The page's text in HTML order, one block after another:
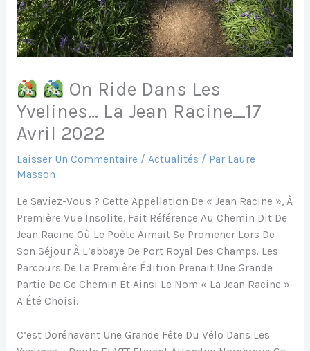
On Ride Dans Les
Yvelines… La Jean Racine_17
Avril 2022
Laisser Un Commentaire / Actualités / Par Laure
Masson
Le Saviez-Vous ? Cette Appellation De « Jean Racine », À
Première Vue Insolite, Fait Référence Au Chemin Dit De
Jean Racine Où Le Poète Aimait Se Promener Lors De
Son Séjour À L’abbaye De Port Royal Des Champs. Les
Parcours De La Première Édition Prenait Une Grande
Partie De Ce Chemin Et Ainsi Le Nom « La Jean Racine »
A Été Choisi.
C’est Dorénavant Une Grande Fête Du Vélo Dans Les